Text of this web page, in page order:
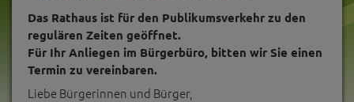
Das Rathaus ist für den Publikumsverkehr zu den
regulären Zeiten geöffnet.
Für Ihr Anliegen im Bürgerbüro, bitten wir Sie einen
Termin zu vereinbaren.
Liebe Bürgerinnen und Bürger,